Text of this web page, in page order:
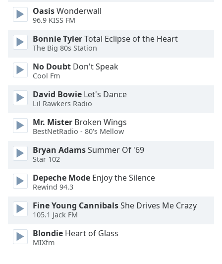
Opacity
Caption
Area
Color
Opacity
Font
Size
Text
Edge
Style
Font
OasisWonderwall
96.9 KISS FM
Bonnie TylerTotal Eclipse of the Heart
The Big 80s Station
No Doubt Don't Speak
Cool Fm
David Bowie Let's Dance
Lil Rawkers Radio
Mr. Mister Broken Wings
BestNetRadio - 80's Mellow
Bryan AdamsSummer Of '69
Star 102
Depeche Mode Enjoy the Silence
Rewind 94.3
Fine Young CannibalsShe Drives Me Crazy
105.1 Jack FM
Blondie Heart of Glass
MIXfm